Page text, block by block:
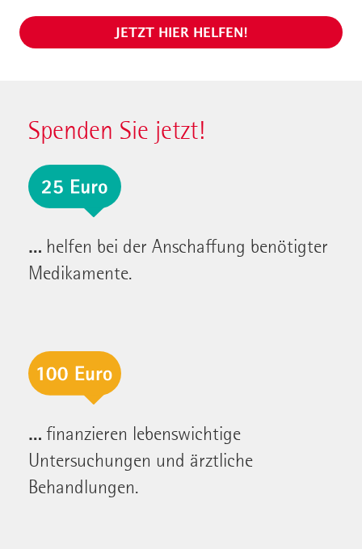
JETZT HIER HELFEN!
Spenden Sie jetzt!
… helfen bei der Anschaffung benötigter
Medikamente.
… finanzieren lebenswichtige
Untersuchungen und ärztliche
Behandlungen.